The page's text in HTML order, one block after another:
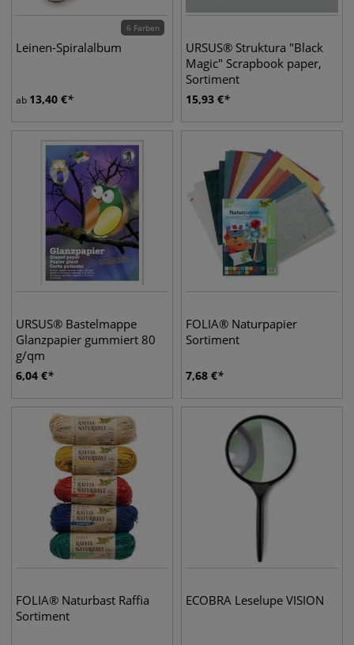
6 Farben
Leinen-Spiralalbum
ab 13,40 €
URSUS® Struktura "Black
Magic" Scrapbook paper,
Sortiment
15,93 €
URSUS® Bastelmappe
Glanzpapier gummiert 80
g/qm
6,04 €
FOLIA® Naturpapier
Sortiment
7,68 €
FOLIA® Naturbast Raffia
Sortiment
ECOBRA Leselupe VISION